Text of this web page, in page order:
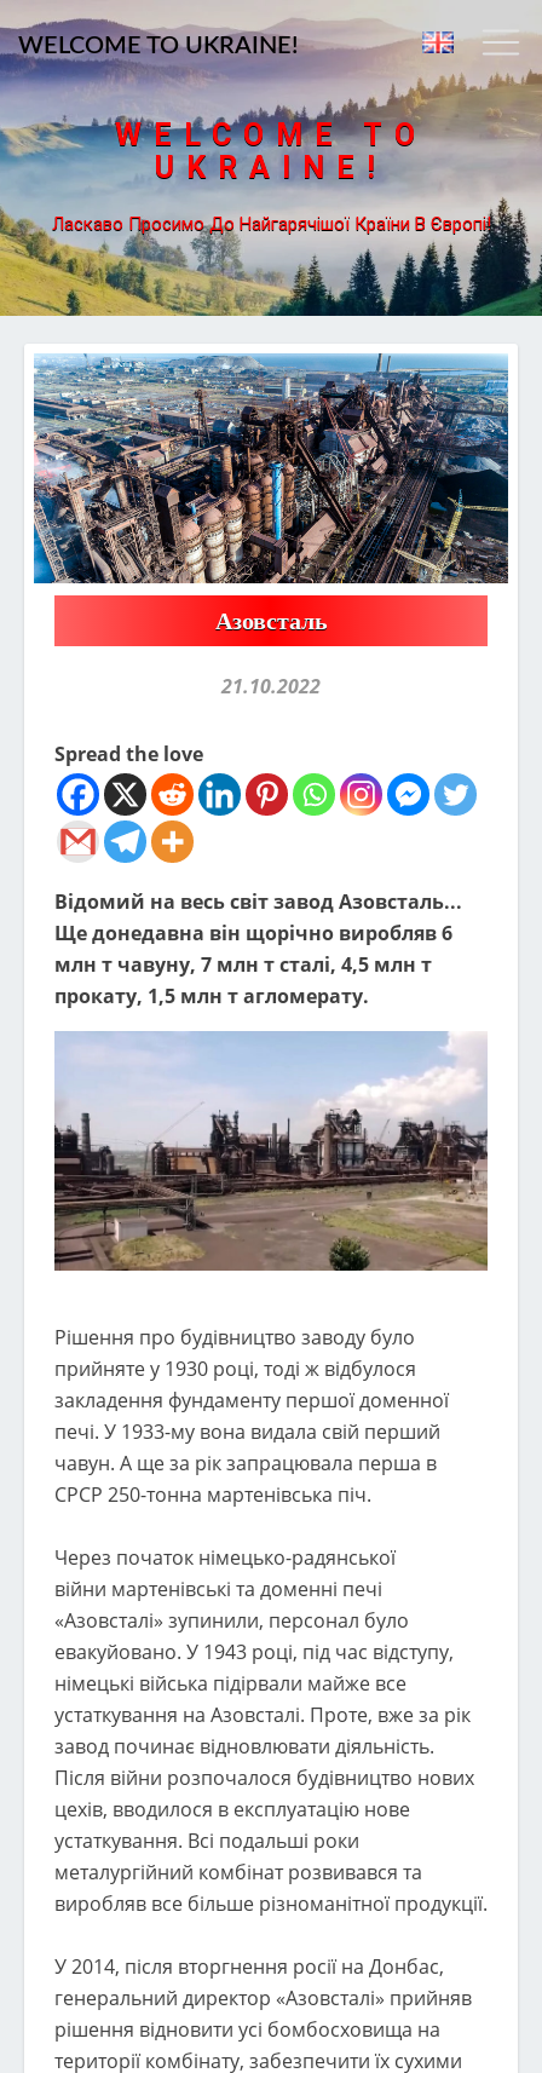
WELCOME TO UKRAINE!
WELCOME TO
UKRAINE!
Ласкаво Просимо До Найгарячішої Країни В Європі!
Азовсталь
21.10.2022
Spread the love
Відомий на весь світ завод Азовсталь...
Ще донедавна він щорічно виробляв 6
млн т чавуну, 7 млн т сталі, 4,5 млн т
прокату, 1,5 млн т агломерату.
Рішення про будівництво заводу було
прийняте у 1930 році, тоді ж відбулося
закладення фундаменту першої доменної
печі. У 1933-му вона видала свій перший
чавун. А ще за рік запрацювала перша в
СРСР 250-тонна мартенівська піч.
Через початок німецько-радянської
війни мартенівські та доменні печі
«Азовсталі» зупинили, персонал було
евакуйовано. У 1943 році, під час відступу,
німецькі війська підірвали майже все
устаткування на Азовсталі. Проте, вже за рік
завод починає відновлювати діяльність.
Після війни розпочалося будівництво нових
цехів, вводилося в експлуатацію нове
устаткування. Всі подальші роки
металургійний комбінат розвивався та
виробляв все більше різноманітної продукції.
У 2014, після вторгнення росії на Донбас,
генеральний директор «Азовсталі» прийняв
рішення відновити усі бомбосховища на
території комбінату, забезпечити їх сухими